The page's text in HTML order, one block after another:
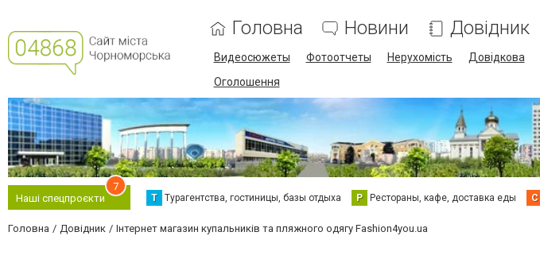
Головна Новини Довідник
Видеосюжеты Фотоотчеты Нерухомість Довідкова
Оголошення
Наші спецпроєкти
7
Т Турагентства, гостиницы, базы отдыха Р Рестораны, кафе, доставка еды С
Головна Довідник Інтернет магазин купальників та пляжного одягу Fashion4you.ua